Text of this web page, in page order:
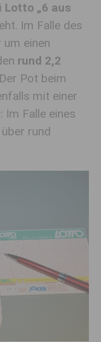
Lotto „6 aus
Im Falle des
einen
rund 2,2
Pot beim
mit einer
Im Falle eines
rund